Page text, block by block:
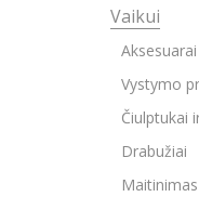
Vaikui
Aksesuarai
Vystymo
Čiulptukai
Drabužiai